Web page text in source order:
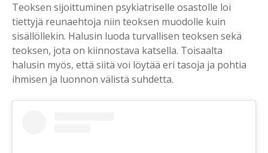
Teoksen sijoittuminen psykiatriselle osastolle loi
tiettyjä reunaehtoja niin teoksen muodolle kuin
sisällöllekin. Halusin luoda turvallisen teoksen sekä
teoksen, jota on kiinnostava katsella. Toisaalta
halusin myös, että siitä voi löytää eri tasoja ja pohtia
ihmisen ja luonnon välistä suhdetta.